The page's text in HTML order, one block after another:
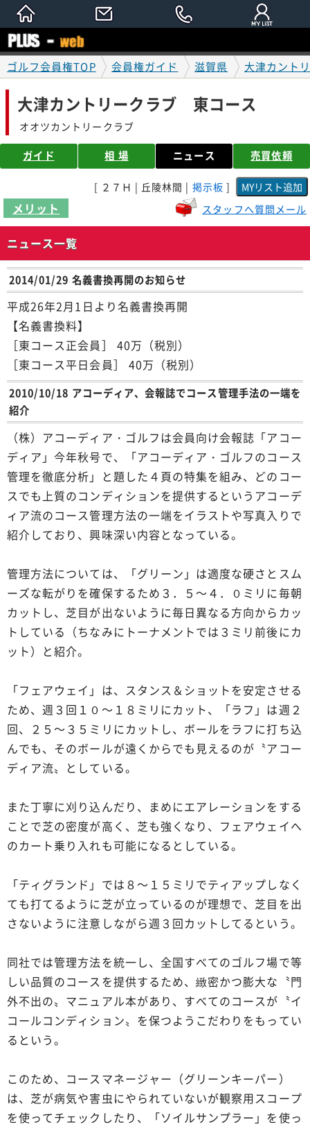
ゴルフ会員権TOP 会員権ガイド 滋賀県 大津カント
大津カントリークラブ 東コース
オオツカントリークラブ
ガイド 相 場 ニュース 売買依頼
[ ２７Ｈ | 丘陵林間 | 掲示板 ]
メリット スタッフへ質問メール
ニュース一覧
2014/01/29 名義書換再開のお知らせ
平成26年2月1日より名義書換再開
【名義書換料】
［東コース正会員］ 40万（税別）
［東コース平日会員］ 40万（税別）
2010/10/18 アコーディア、会報誌でコース管理手法の一端を
紹介
（株）アコーディア・ゴルフは会員向け会報誌「アコー
ディア」今年秋号で、「アコーディア・ゴルフのコース
管理を徹底分析」と題した４頁の特集を組み、どのコー
スでも上質のコンディションを提供するというアコーデ
ィア流のコース管理方法の一端をイラストや写真入りで
紹介しており、興味深い内容となっている。
管理方法については、「グリーン」は適度な硬さとスム
ーズな転がりを確保するため３．５～４．０ミリに毎朝
カットし、芝目が出ないように毎日異なる方向からカッ
トしている（ちなみにトーナメントでは３ミリ前後にカ
ット）と紹介。
「フェアウェイ」は、スタンス＆ショットを安定させる
ため、週３回１０～１８ミリにカット、「ラフ」は週２
回、２５～３５ミリにカットし、ボールをラフに打ち込
んでも、そのボールが遠くからでも見えるのが〝アコー
ディア流〟としている。
また丁寧に刈り込んだり、まめにエアレーションをする
ことで芝の密度が高く、芝も強くなり、フェアウェイへ
のカート乗り入れも可能になるとしている。
「ティグランド」では８～１５ミリでティアップしなく
ても打てるように芝が立っているのが理想で、芝目を出
さないように注意しながら週３回カットしてるという。
同社では管理方法を統一し、全国すべてのゴルフ場で等
しい品質のコースを提供するため、緻密かつ膨大な〝門
外不出の〟マニュアル本があり、すべてのコースが〝イ
コールコンディション〟を保つようこだわりをもってい
るという。
このため、コースマネージャー（グリーンキーパー）
は、芝が病気や害虫にやられていないが観察用スコープ
を使ってチェックしたり、「ソイルサンプラー」を使っ